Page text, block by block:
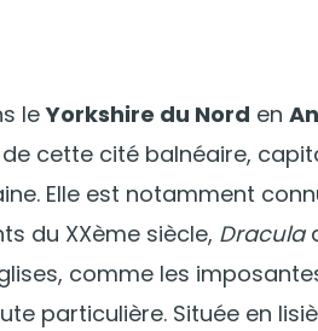
leYorkshire du Nord en
de cette cité balnéaire,
Elle est notamment
du XXème siècle, Dracula
comme les
particulière. Située en